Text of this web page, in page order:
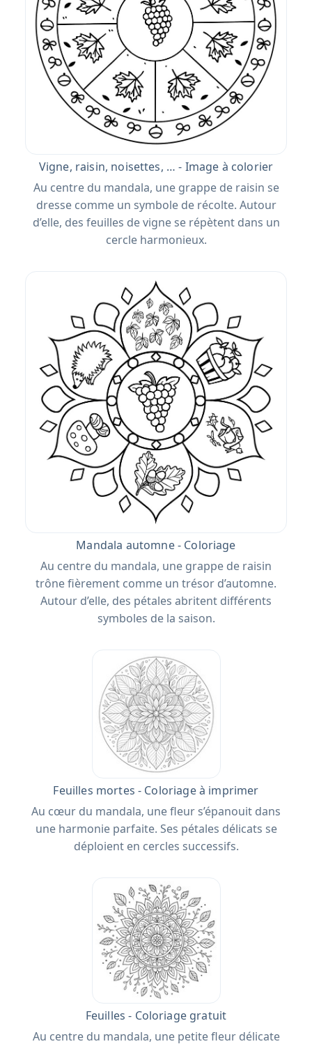
Vigne, raisin, noisettes, … - Image à colorier
Au centre du mandala, une grappe de raisin se
dresse comme un symbole de récolte. Autour
d’elle, des feuilles de vigne se répètent dans un
cercle harmonieux.
Mandala automne - Coloriage
Au centre du mandala, une grappe de raisin
trône fièrement comme un trésor d’automne.
Autour d’elle, des pétales abritent différents
symboles de la saison.
Feuilles mortes - Coloriage à imprimer
Au cœur du mandala, une fleur s’épanouit dans
une harmonie parfaite. Ses pétales délicats se
déploient en cercles successifs.
Feuilles - Coloriage gratuit
Au centre du mandala, une petite fleur délicate